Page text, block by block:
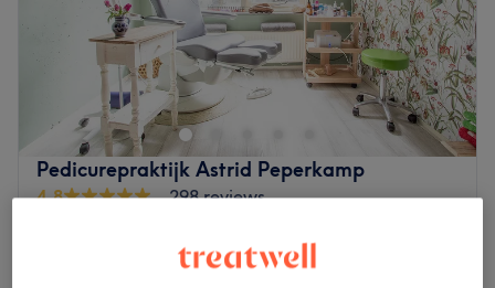
Pedicurepraktijk Astrid Peperkamp
4,8
298 reviews
Laat zien op de kaart